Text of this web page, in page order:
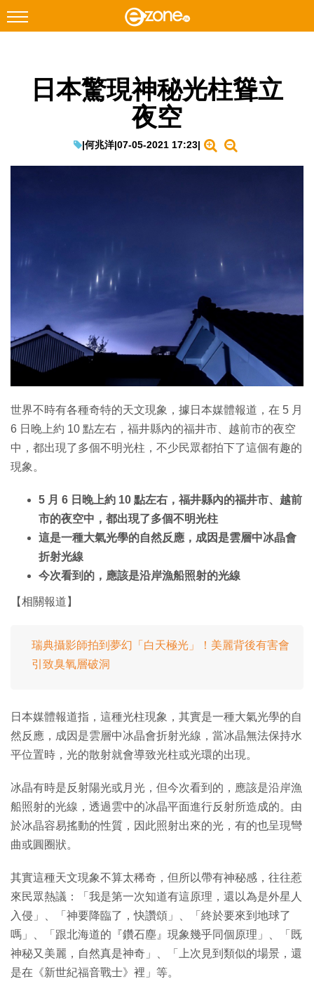
Facebook Instagram
遊戲動漫
生成式AI與雲端應用
特集
日本驚現神秘光柱聳立
夜空
|何兆洋|07-05-2021 17:23|
世界不時有各種奇特的天文現象，據日本媒體報道，在 5 月
6 日晚上約 10 點左右，福井縣內的福井市、越前市的夜空
中，都出現了多個不明光柱，不少民眾都拍下了這個有趣的
現象。
5 月 6 日晚上約 10 點左右，福井縣內的福井市、越前
市的夜空中，都出現了多個不明光柱
這是一種大氣光學的自然反應，成因是雲層中冰晶會
折射光線
今次看到的，應該是沿岸漁船照射的光線
【相關報道】
瑞典攝影師拍到夢幻「白天極光」！美麗背後有害會
引致臭氧層破洞
日本媒體報道指，這種光柱現象，其實是一種大氣光學的自
然反應，成因是雲層中冰晶會折射光線，當冰晶無法保持水
平位置時，光的散射就會導致光柱或光環的出現。
冰晶有時是反射陽光或月光，但今次看到的，應該是沿岸漁
船照射的光線，透過雲中的冰晶平面進行反射所造成的。由
於冰晶容易搖動的性質，因此照射出來的光，有的也呈現彎
曲或圓圈狀。
其實這種天文現象不算太稀奇，但所以帶有神秘感，往往惹
來民眾熱議：「我是第一次知道有這原理，還以為是外星人
入侵」、「神要降臨了，快讚頌」、「終於要來到地球了
嗎」、「跟北海道的『鑽石塵』現象幾乎同個原理」、「既
神秘又美麗，自然真是神奇」、「上次見到類似的場景，還
是在《新世紀福音戰士》裡」等。